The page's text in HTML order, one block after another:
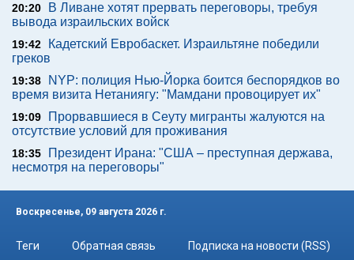
20:20
В Ливане хотят прервать переговоры, требуя
вывода израильских войск
19:42
Кадетский Евробаскет. Израильтяне победили
греков
19:38
NYP: полиция Нью-Йорка боится беспорядков во
время визита Нетаниягу: "Мамдани провоцирует их"
19:09
Прорвавшиеся в Сеуту мигранты жалуются на
отсутствие условий для проживания
18:35
Президент Ирана: "США – преступная держава,
несмотря на переговоры"
Воскресенье, 09 августа 2026 г.
Теги Обратная связь
Подписка на новости (RSS)